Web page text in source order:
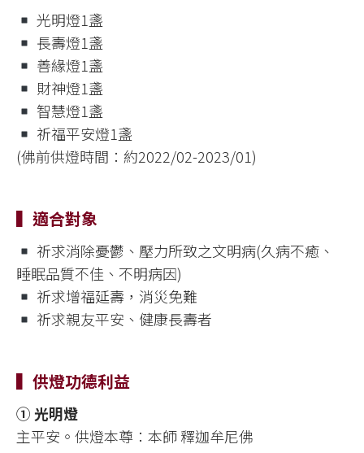
光明燈1盞
長壽燈1盞
善緣燈1盞
財神燈1盞
智慧燈1盞
祈福平安燈1盞
(佛前供燈時間：約2022/02-2023/01)
▍適合對象
祈求消除憂鬱、壓力所致之文明病(久病不癒、
睡眠品質不佳、不明病因)
祈求增福延壽，消災免難
祈求親友平安、健康長壽者
▍供燈功德利益
① 光明燈
主平安。供燈本尊：本師 釋迦牟尼佛